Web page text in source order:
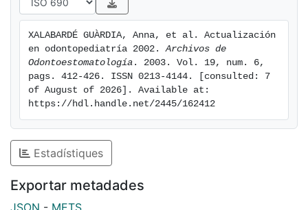
XALABARDÉ GUÀRDIA, Anna, et al. Actualización
en odontopediatría 2002. Archivos de
Odontoestomatología . 2003. Vol. 19, num. 6,
pags. 412-426. ISSN 0213-4144. [consulted: 7
of August of 2026]. Available at:
https://hdl.handle.net/2445/162412
Estadístiques
Exportar metadades